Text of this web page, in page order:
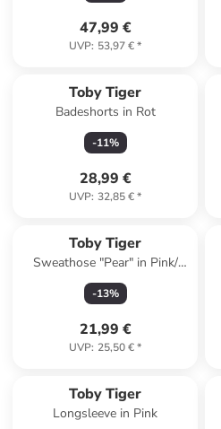
47,99 €
UVP: 53,97 €*
Toby Tiger
Badeshorts in Rot
-11%
28,99 €
UVP: 32,85 €*
Toby Tiger
Sweathose "Pear" in Pink/
Grün
-13%
21,99 €
UVP: 25,50 €*
Toby Tiger
Longsleeve in Pink